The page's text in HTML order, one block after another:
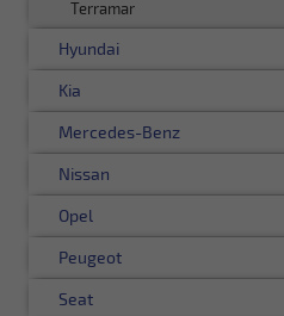
Terramar
Hyundai
Kia
Mercedes-Benz
Nissan
Opel
Peugeot
Seat